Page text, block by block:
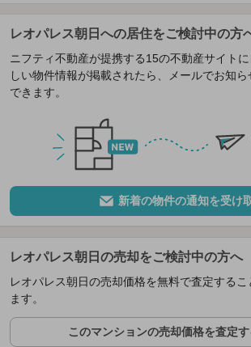
レオパレス朝日への居住をご検討中の方
ニフティ不動産が提携する15の不動産サイト
しい物件情報が掲載されたら、メールでお知
できます。
新着の物件の通知を受け
レオパレス朝日の売却をご検討中の方へ
レオパレス朝日の売却価格を無料で査定するこ
ます。
このマンションの売却価格を査定す